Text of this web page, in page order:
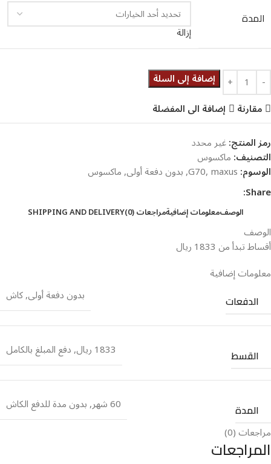
المدة
إزالة
إضافة إلى السلة
مقارنة
إضافة الى المفضلة
رمز المنتج:غير محدد
التصنيف:ماكسوس
الوسوم: G70,maxus
,بدون دفعة أولى,ماكسوس
Share:
الوصفمعلومات إضافيةمراجعات (0) SHIPPING AND DELIVERY
الوصف
أقساط تبدأ من 1833 ريال
معلومات إضافية
الدفعات بدون دفعة أولى,كاش
القسط 1833 ريال ,دفع المبلغ بالكامل
المدة 60 شهر ,بدون مدة للدفع الكاش
مراجعات (0)
المراجعات